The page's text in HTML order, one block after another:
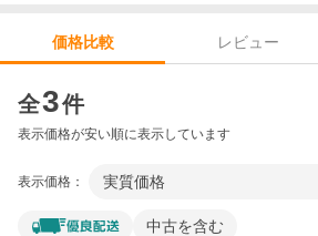
価格比較 レビュー
全3件
表示価格が安い順に表示しています
表示価格： 実質価格
中古を含む